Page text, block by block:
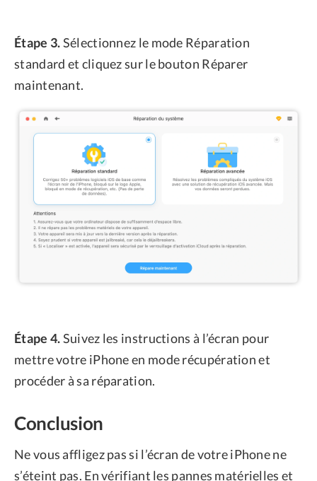
Étape 3.Sélectionnez le mode Réparation
standard et cliquez sur le bouton Réparer
maintenant.
Étape 4.Suivez les instructions à l’écran pour
mettre votre iPhone en mode récupération et
procéder à sa réparation.
Conclusion
Ne vous affligez pas si l’écran de votre iPhone ne
s’éteint pas. En vérifiant les pannes matérielles et